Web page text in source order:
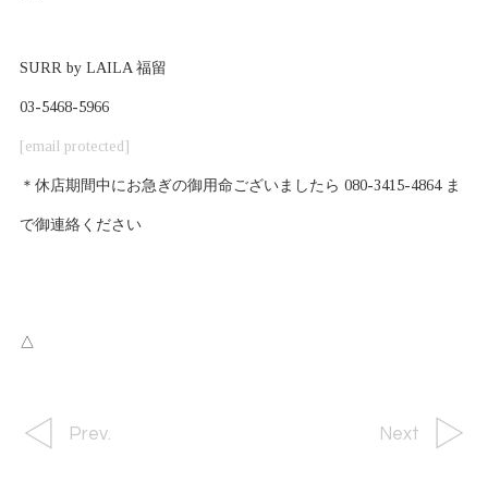
SURR by LAILA 福留
03-5468-5966
[email protected]
＊休店期間中にお急ぎの御用命ございましたら 080-3415-4864 ま
で御連絡ください
△
Prev. Next